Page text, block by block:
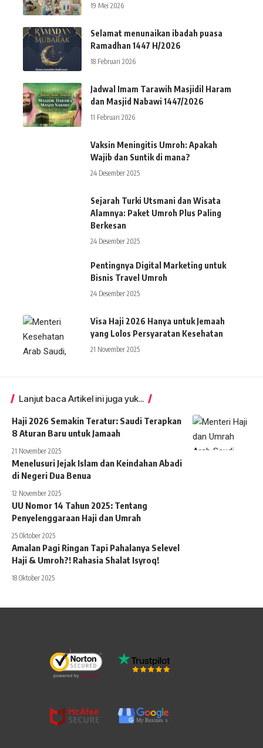
19 Mei 2026
Selamat menunaikan ibadah puasa
Ramadhan 1447 H/2026
18 Februari 2026
Jadwal Imam Tarawih Masjidil Haram
dan Masjid Nabawi 1447/2026
11 Februari 2026
Vaksin Meningitis Umroh: Apakah
Wajib dan Suntik di mana?
24 Desember 2025
Sejarah Turki Utsmani dan Wisata
Alamnya: Paket Umroh Plus Paling
Berkesan
24 Desember 2025
Pentingnya Digital Marketing untuk
Bisnis Travel Umroh
24 Desember 2025
Visa Haji 2026 Hanya untuk Jemaah
yang Lolos Persyaratan Kesehatan
21 November 2025
Lanjut baca Artikel ini juga yuk...
Haji 2026 Semakin Teratur: Saudi Terapkan
8 Aturan Baru untuk Jamaah
21 November 2025
Menelusuri Jejak Islam dan Keindahan Abadi
di Negeri Dua Benua
12 November 2025
UU Nomor 14 Tahun 2025: Tentang
Penyelenggaraan Haji dan Umrah
25 Oktober 2025
Amalan Pagi Ringan Tapi Pahalanya Selevel
Haji & Umroh?! Rahasia Shalat Isyroq!
18 Oktober 2025
My Busines s